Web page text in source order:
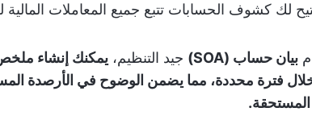
لك كشوف الحسابات تتبع جميع المعاملات
بيان حساب (SOA) جيد التنظيم، يمكنك إنشاء
فترة محددة، مما يضمن الوضوح في الأرصدة
المستحقة.